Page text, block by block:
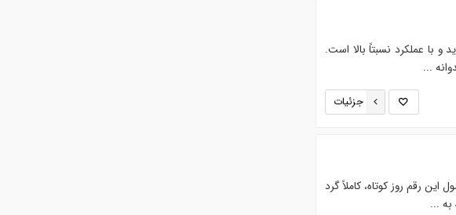
با عملکرد نسبتاً بالا است.
جزئیات
رقم روز کوتاه، کاملاً گرد
...